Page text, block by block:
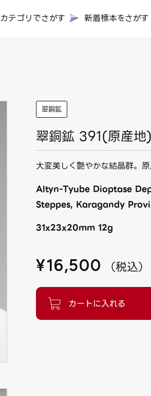
カテゴリでさがす 新着標本をさがす
翠銅鉱
翠銅鉱 391(原産
大変美しく艶やかな結晶群。
Altyn-Tyube Dioptase
Steppes, Karagandy
31x23x20mm 12g
¥16,500 （税込）